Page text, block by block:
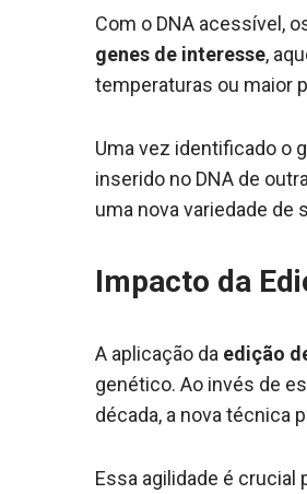
Com o DNA acessível,
genes de interesse,
temperaturas ou maior
Uma vez identificado o
inserido no DNA de
uma nova variedade
Impacto da
A aplicação da edição
genético. Ao invés de
década, a nova técnica
Essa agilidade é